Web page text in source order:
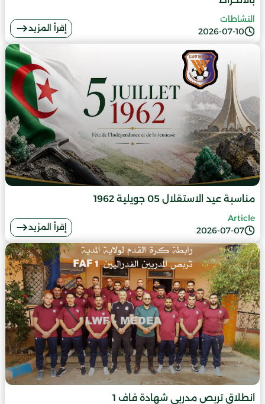
2026-07-10
النشاطات
إقرأ المزيد
مناسبة عيد الاستقلال 05 جويلية 1962
2026-07-07
Article
إقرأ المزيد
انطلاق تربص مدربي شهادة فاف 1